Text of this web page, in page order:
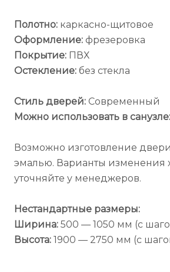
Полотно: каркасно-щитовое
Оформление: фрезеровка
Покрытие: ПВХ
Остекление: без стекла
Стиль дверей: Современный
Можно использовать в санузле:
Возможно изготовление
эмалью. Варианты изменения
уточняйте у менеджеров.
Нестандартные размеры:
Ширина: 500 — 1050 мм (с
Высота: 1900 — 2750 мм (с